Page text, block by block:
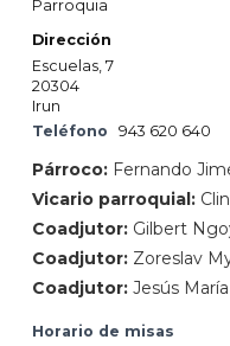
Parroquia
Dirección
Escuelas, 7
20304
Irun
Teléfono
943 620 640
Párroco: Fernando
Vicario parroquial:
Coadjutor: Gilbert
Coadjutor: Zoreslav
Coadjutor: Jesús
Horario de misas